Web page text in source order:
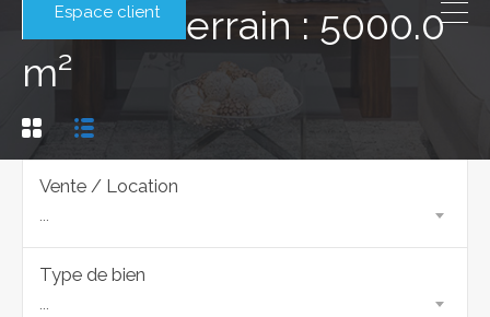
Espace client
Surface terrain : 5000.0
m²
Vente / Location
...
Type de bien
...